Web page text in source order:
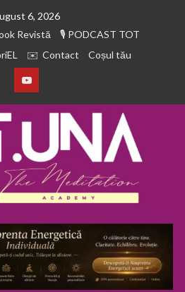
6, 2026
Revistă
PODCAST TOT
Contact Coșul tău